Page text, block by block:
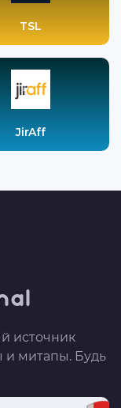
TSL
JirAff
источник
и митапы. Будь